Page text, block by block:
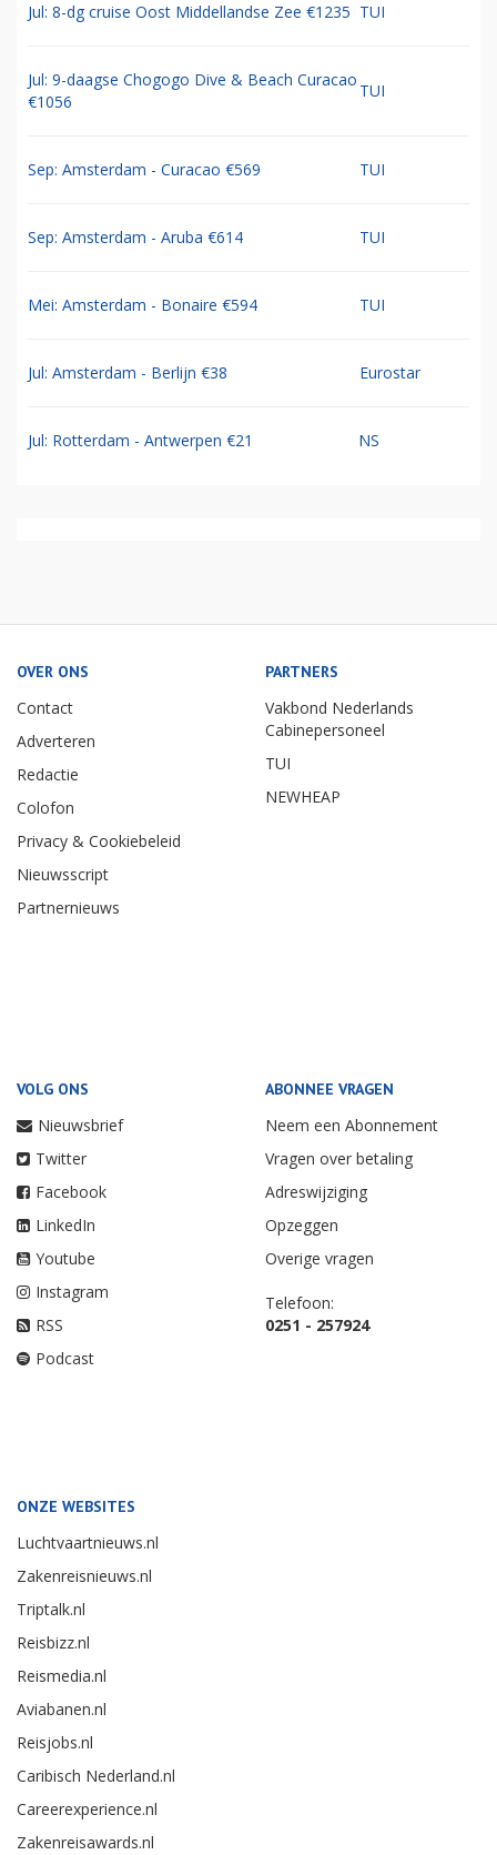
Jul: 8-dg cruise Oost Middellandse Zee €1235 TUI
Jul: 9-daagse Chogogo Dive & Beach Curacao
€1056
TUI
Sep: Amsterdam - Curacao €569 TUI
Sep: Amsterdam - Aruba €614 TUI
Mei: Amsterdam - Bonaire €594 TUI
Jul: Amsterdam - Berlijn €38 Eurostar
Jul: Rotterdam - Antwerpen €21 NS
OVER ONS
Contact
Adverteren
Redactie
Colofon
Privacy & Cookiebeleid
Nieuwsscript
Partnernieuws
PARTNERS
Vakbond Nederlands
Cabinepersoneel
TUI
NEWHEAP
VOLG ONS
Nieuwsbrief
Twitter
Facebook
LinkedIn
Youtube
Instagram
RSS
Podcast
ABONNEE VRAGEN
Neem een Abonnement
Vragen over betaling
Adreswijziging
Opzeggen
Overige vragen
Telefoon:
0251 - 257924
ONZE WEBSITES
Luchtvaartnieuws.nl
Zakenreisnieuws.nl
Triptalk.nl
Reisbizz.nl
Reismedia.nl
Aviabanen.nl
Reisjobs.nl
Caribisch Nederland.nl
Careerexperience.nl
Zakenreisawards.nl